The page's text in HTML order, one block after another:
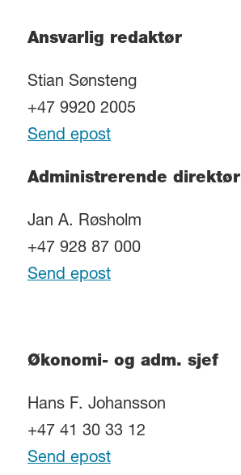
Ansvarlig redaktør
Stian Sønsteng
+47 9920 2005
Send epost
Administrerende direktør
Jan A. Røsholm
+47 928 87 000
Send epost
Økonomi- og adm. sjef
Hans F. Johansson
+47 41 30 33 12
Send epost